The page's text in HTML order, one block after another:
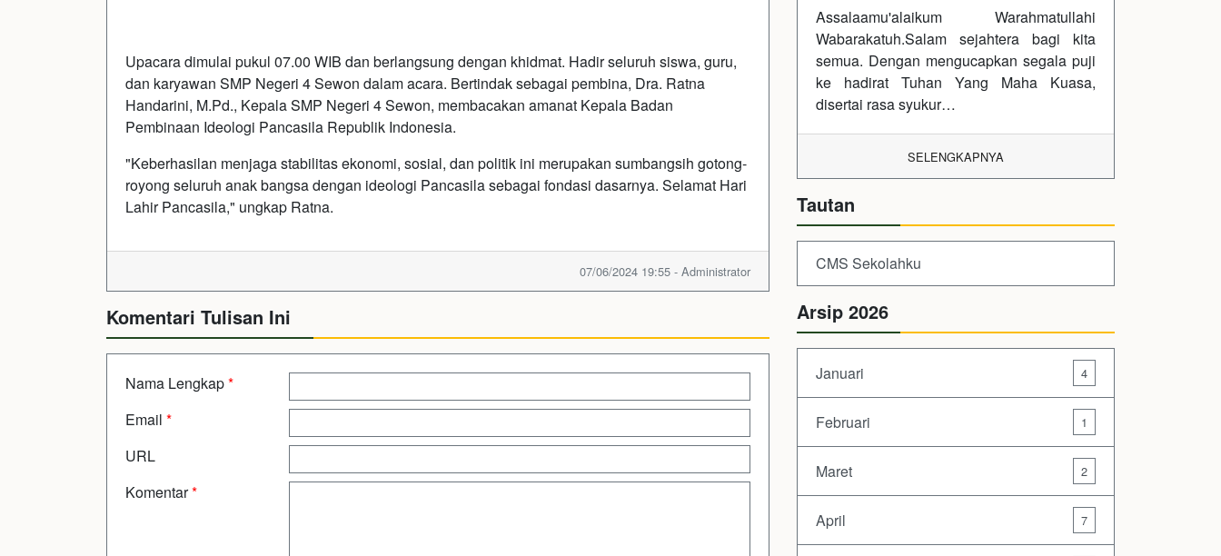
Upacara dimulai pukul 07.00 WIB dan berlangsung dengan khidmat. Hadir seluruh siswa, guru,
dan karyawan SMP Negeri 4 Sewon dalam acara. Bertindak sebagai pembina, Dra. Ratna
Handarini, M.Pd., Kepala SMP Negeri 4 Sewon, membacakan amanat Kepala Badan
Pembinaan Ideologi Pancasila Republik Indonesia.
"Keberhasilan menjaga stabilitas ekonomi, sosial, dan politik ini merupakan sumbangsih gotong-
royong seluruh anak bangsa dengan ideologi Pancasila sebagai fondasi dasarnya. Selamat Hari
Lahir Pancasila," ungkap Ratna.
07/06/2024 19:55 - Administrator
Komentari Tulisan Ini
Nama Lengkap*
Email *
URL
Komentar*
Assalaamu'alaikum Warahmatullahi
Wabarakatuh.Salam sejahtera bagi kita
semua. Dengan mengucapkan segala puji
ke hadirat Tuhan Yang Maha Kuasa,
disertai rasa syukur…
SELENGKAPNYA
Tautan
CMS Sekolahku
Arsip 2026
Januari 4
Februari 1
Maret 2
April 7